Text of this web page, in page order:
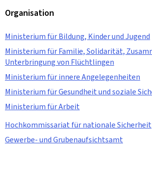
Organisation
Ministerium für Bildung, Kinder und Jugend
Ministerium für Familie, Solidarität,
Unterbringung von Flüchtlingen
Ministerium für innere Angelegenheiten
Ministerium für Gesundheit und soziale
Ministerium für Arbeit
Hochkommissariat für nationale Sicherheit
Gewerbe- und Grubenaufsichtsamt